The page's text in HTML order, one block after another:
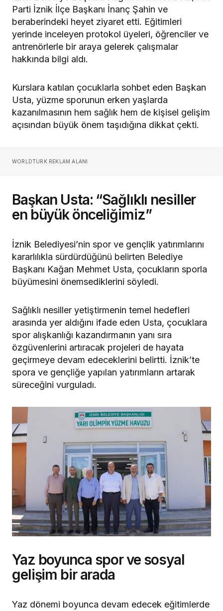
Parti İznik İlçe Başkanı İnanç Şahin ve
beraberindeki heyet ziyaret etti. Eğitimleri
yerinde inceleyen protokol üyeleri, öğrenciler ve
antrenörlerle bir araya gelerek çalışmalar
hakkında bilgi aldı.
Kurslara katılan çocuklarla sohbet eden Başkan
Usta, yüzme sporunun erken yaşlarda
kazanılmasının hem sağlık hem de kişisel gelişim
açısından büyük önem taşıdığına dikkat çekti.
WORLDTURK REKLAM ALANI
Başkan Usta: “Sağlıklı nesiller
en büyük önceliğimiz”
İznik Belediyesi’nin spor ve gençlik yatırımlarını
kararlılıkla sürdürdüğünü belirten Belediye
Başkanı Kağan Mehmet Usta, çocukların sporla
büyümesini önemsediklerini söyledi.
Sağlıklı nesiller yetiştirmenin temel hedefleri
arasında yer aldığını ifade eden Usta, çocuklara
spor alışkanlığı kazandırmanın yanı sıra
özgüvenlerini artıracak projeleri de hayata
geçirmeye devam edeceklerini belirtti. İznik’te
spora ve gençliğe yapılan yatırımların artarak
süreceğini vurguladı.
Yaz boyunca spor ve sosyal
gelişim bir arada
Yaz dönemi boyunca devam edecek eğitimlerde